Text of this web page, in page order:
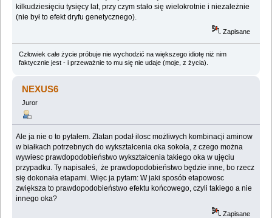
kilkudziesięciu tysięcy lat, przy czym stało się wielokrotnie i niezależnie
(nie był to efekt dryfu genetycznego).
Zapisane
Człowiek całe życie próbuje nie wychodzić na większego idiotę niż nim
faktycznie jest - i przeważnie to mu się nie udaje (moje, z życia).
NEXUS6
Juror
Ale ja nie o to pytałem. Zlatan podał ilosc możliwych kombinacji aminow
w białkach potrzebnych do wykształcenia oka sokoła, z czego można
wywiesc prawdopodobieństwo wykształcenia takiego oka w ujęciu
przypadku. Ty napisałeś, że prawdopodobieństwo będzie inne, bo rzecz
się dokonała etapami. Więc ja pytam: W jaki sposób etapowosc
zwiększa to prawdopodobieństwo efektu końcowego, czyli takiego a nie
innego oka?
Zapisane